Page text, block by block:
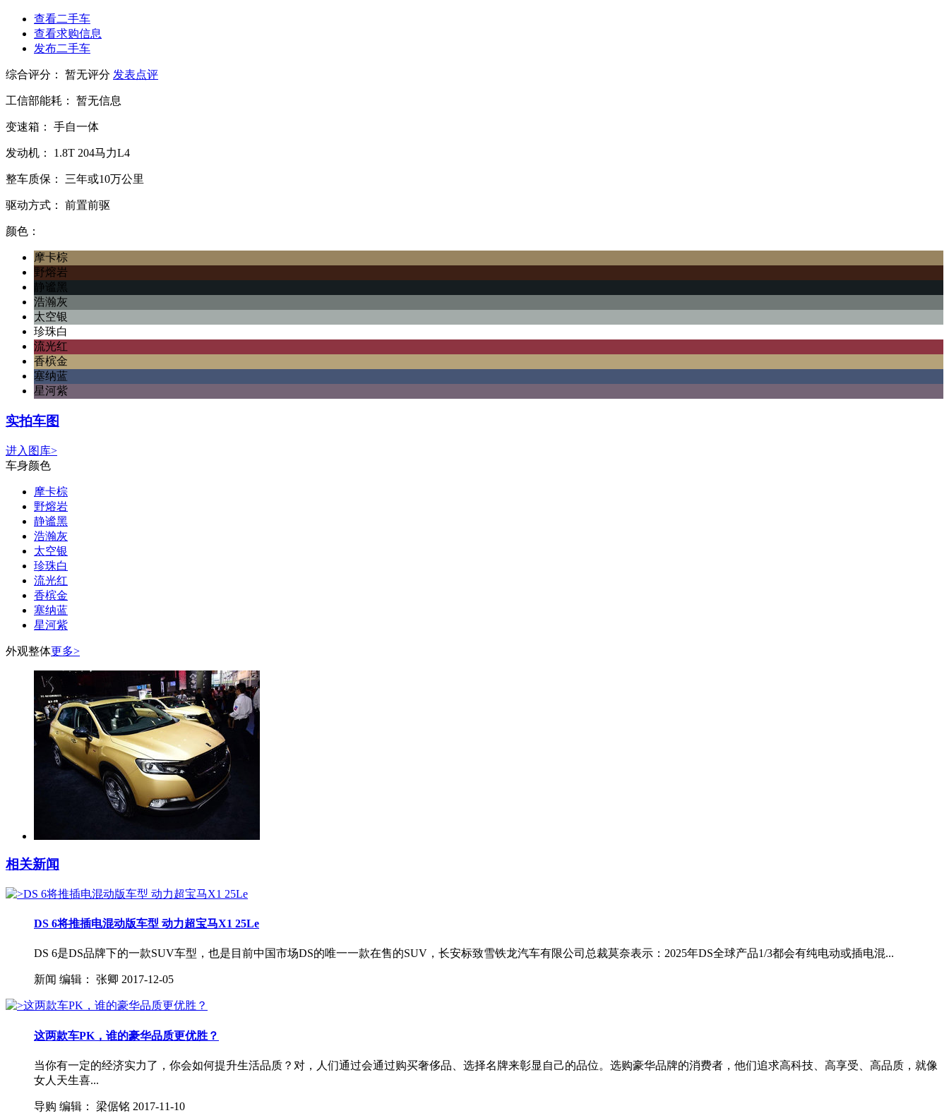
查看二手车
查看求购信息
发布二手车
综合评分： 暂无评分 发表点评
工信部能耗： 暂无信息
变速箱： 手自一体
发动机： 1.8T 204马力L4
整车质保： 三年或10万公里
驱动方式： 前置前驱
颜色：
摩卡棕
野熔岩
静谧黑
浩瀚灰
太空银
珍珠白
流光红
香槟金
塞纳蓝
星河紫
实拍车图
进入图库>
车身颜色
摩卡棕
野熔岩
静谧黑
浩瀚灰
太空银
珍珠白
流光红
香槟金
塞纳蓝
星河紫
外观整体更多>
相关新闻
DS 6将推插电混动版车型 动力超宝马X1 25Le
DS 6是DS品牌下的一款SUV车型，也是目前中国市场DS的唯一一款在售的SUV，长安标致雪铁龙汽车有限公司总裁莫奈表示：2025年DS全球产品1/3都会有纯电动或插电混...
新闻 编辑： 张卿 2017-12-05
这两款车PK，谁的豪华品质更优胜？
当你有一定的经济实力了，你会如何提升生活品质？对，人们通过会通过购买奢侈品、选择名牌来彰显自己的品位。选购豪华品牌的消费者，他们追求高科技、高享受、高品质，就像
女人天生喜...
导购 编辑： 梁倨铭 2017-11-10